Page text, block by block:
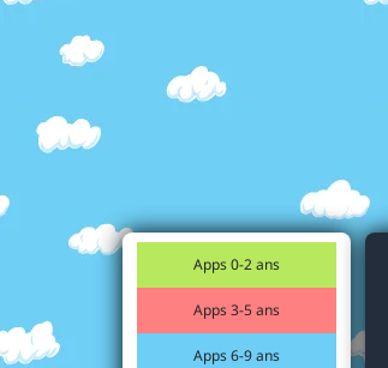
Apps 0-2 ans
Apps 3-5 ans
Apps 6-9 ans